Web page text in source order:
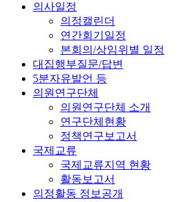
의사일정
의정캘린더
연간회기일정
본회의/상임위별 일정
대집행부질문/답변
5분자유발언 등
의원연구단체
의원연구단체 소개
연구단체현황
정책연구보고서
국제교류
국제교류지역 현황
활동보고서
의정활동 정보공개